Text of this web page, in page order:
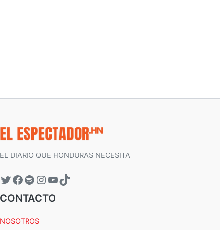
EL DIARIO QUE HONDURAS NECESITA
CONTACTO
NOSOTROS